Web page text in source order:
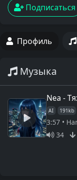
Подписаться
Профиль
Музыка
Nea -
AI 191kb
3:57 •
34